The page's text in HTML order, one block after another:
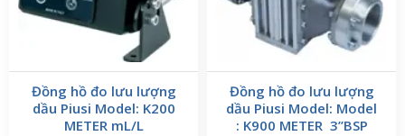
Đồng hồ đo lưu lượng
dầu Piusi Model: K200
METER mL/L
Đồng hồ đo lưu lượng
dầu Piusi Model: Model
: K900 METER 3’’BSP